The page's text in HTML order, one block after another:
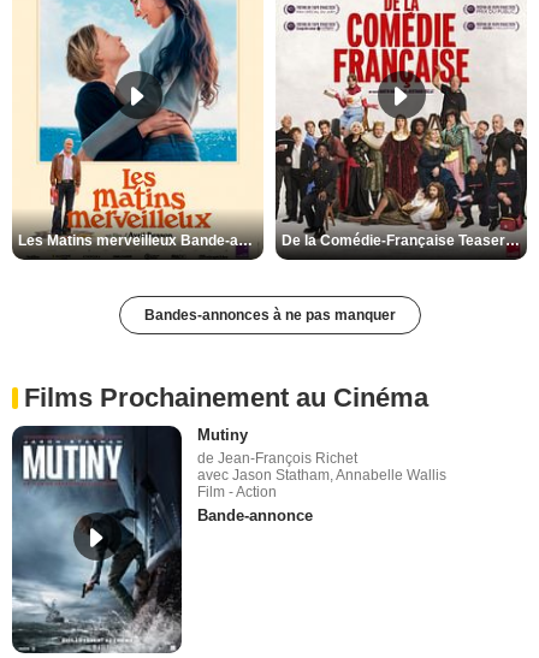
Les Matins merveilleux Bande-annonce VF De la Comédie-Française Teaser VF
Bandes-annonces à ne pas manquer
Films Prochainement au Cinéma
Mutiny
de Jean-François Richet
avec Jason Statham, Annabelle Wallis
Film - Action
Bande-annonce